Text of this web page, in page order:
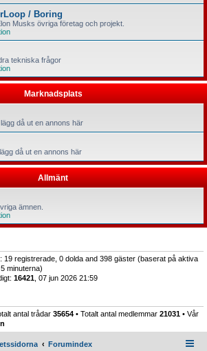
/ Boring
Musks övriga företag och projekt.
tekniska frågor
Marknadsplats
då ut en annons här
då ut en annons här
Allmänt
ämnen.
19 registrerade, 0 dolda and 398 gäster (baserat på aktiva
minuterna)
16421 , 07 jun 2026 21:59
antal trådar 35654 • Totalt antal medlemmar 21031 • Vår
Forumindex